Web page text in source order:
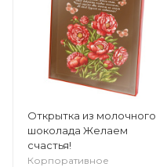
Открытка из молочного
шоколада Желаем
счастья!
Корпоративное